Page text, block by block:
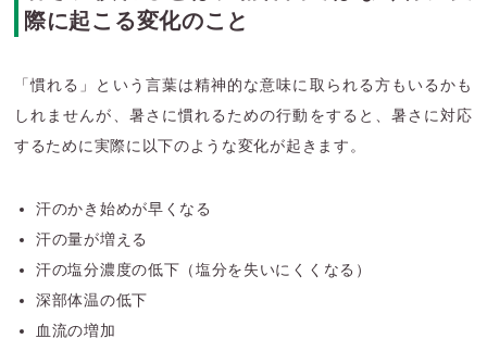
際に起こる変化のこと
「慣れる」という言葉は精神的な意味に取られる方もいるかも
しれませんが、暑さに慣れるための行動をすると、暑さに対応
するために実際に以下のような変化が起きます。
汗のかき始めが早くなる
汗の量が増える
汗の塩分濃度の低下（塩分を失いにくくなる）
深部体温の低下
血流の増加